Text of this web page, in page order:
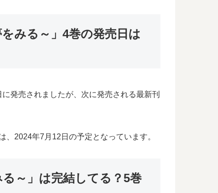
みる～」4巻の発売日は
発売されましたが、次に発売される最新刊
2024年7月12日の予定となっています。
～」は完結してる？5巻